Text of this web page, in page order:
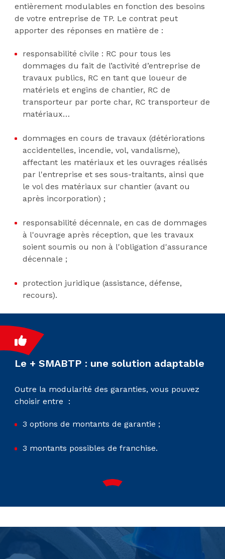
entièrement modulables en fonction des besoins
de votre entreprise de TP. Le contrat peut
apporter des réponses en matière de :
responsabilité civile : RC pour tous les
dommages du fait de l’activité d’entreprise de
travaux publics, RC en tant que loueur de
matériels et engins de chantier, RC de
transporteur par porte char, RC transporteur de
matériaux…
dommages en cours de travaux (détériorations
accidentelles, incendie, vol, vandalisme),
affectant les matériaux et les ouvrages réalisés
par l'entreprise et ses sous-traitants, ainsi que
le vol des matériaux sur chantier (avant ou
après incorporation) ;
responsabilité décennale, en cas de dommages
à l'ouvrage après réception, que les travaux
soient soumis ou non à l'obligation d'assurance
décennale ;
protection juridique (assistance, défense,
recours).
Le + SMABTP : une solution adaptable
Outre la modularité des garanties, vous pouvez
choisir entre :
3 options de montants de garantie ;
3 montants possibles de franchise.